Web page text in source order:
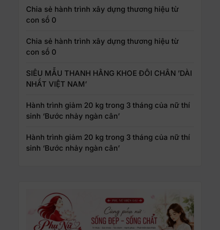
Chia sẻ hành trình xây dựng thương hiệu từ
con số 0
Chia sẻ hành trình xây dựng thương hiệu từ
con số 0
SIÊU MẪU THANH HẰNG KHOE ĐÔI CHÂN ’DÀI
NHẤT VIỆT NAM’
Hành trình giảm 20 kg trong 3 tháng của nữ thí
sinh ‘Bước nhảy ngàn cân’
Hành trình giảm 20 kg trong 3 tháng của nữ thí
sinh ‘Bước nhảy ngàn cân’